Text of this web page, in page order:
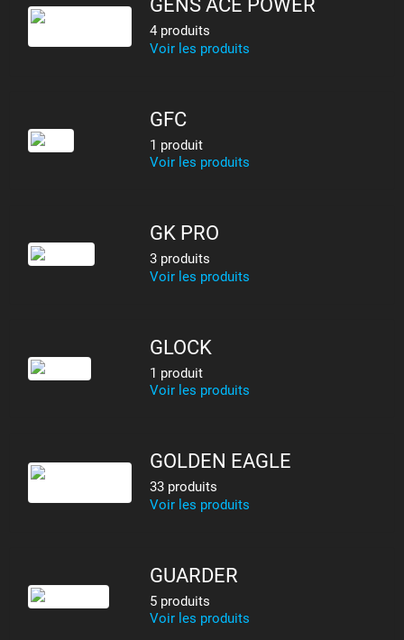
GENS ACE POWER
4 produits
Voir les produits
GFC
1 produit
Voir les produits
GK PRO
3 produits
Voir les produits
GLOCK
1 produit
Voir les produits
GOLDEN EAGLE
33 produits
Voir les produits
GUARDER
5 produits
Voir les produits